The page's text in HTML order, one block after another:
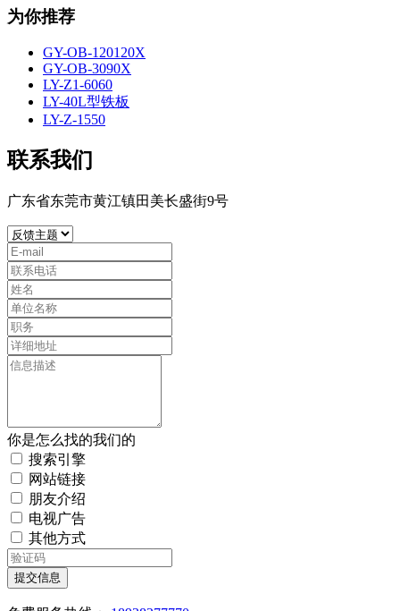
为你推荐
GY-OB-120120X
GY-OB-3090X
LY-Z1-6060
LY-40L型铁板
LY-Z-1550
联系我们
广东省东莞市黄江镇田美长盛街9号
你是怎么找的我们的
搜索引擎
网站链接
朋友介绍
电视广告
其他方式
提交信息